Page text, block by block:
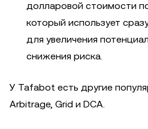
долларовой стоимости
который использует
для увеличения
снижения риска.
У Tafabot есть другие
Arbitrage, Grid и DCA.